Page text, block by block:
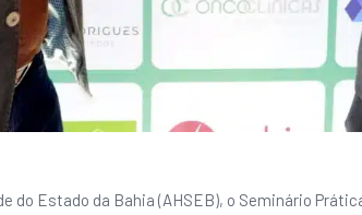
do Estado da Bahia (AHSEB), o Seminário